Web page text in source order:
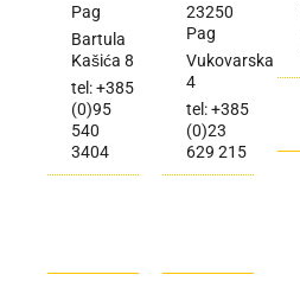
Pag
Bartula
Kašića 8
tel: +385
(0)95
540
3404
23250
Pag
Vukovarska
4
tel: +385
(0)23
629 215